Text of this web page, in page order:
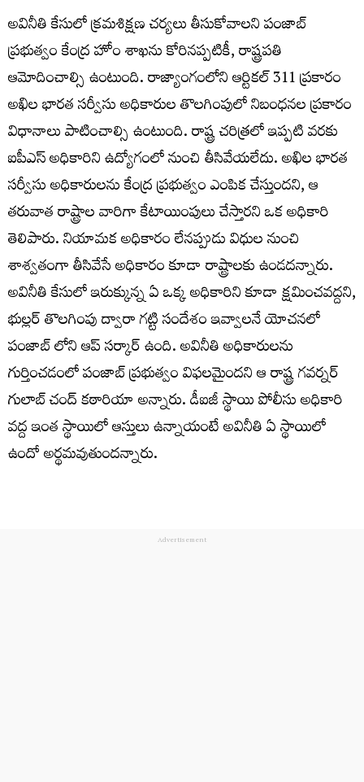
అవినీతి కేసులో క్రమశిక్షణ చర్యలు తీసుకోవాలని పంజాబ్
ప్రభుత్వం కేంద్ర హోం శాఖను కోరినప్పటికీ, రాష్ట్రపతి
ఆమోదించాల్సి ఉంటుంది. రాజ్యాంగంలోని ఆర్టికల్ 311 ప్రకారం
అఖిల భారత సర్వీసు అధికారుల తొలగింపులో నిబంధనల ప్రకారం
విధానాలు పాటించాల్సి ఉంటుంది. రాష్ట్ర చరిత్రలో ఇప్పటి వరకు
ఐపీఎస్ అధికారిని ఉద్యోగంలో నుంచి తీసివేయలేదు. అఖిల భారత
సర్వీసు అధికారులను కేంద్ర ప్రభుత్వం ఎంపిక చేస్తుందని, ఆ
తరువాత రాష్ట్రాల వారిగా కేటాయింపులు చేస్తారని ఒక అధికారి
తెలిపారు. నియామక అధికారం లేనప్పుడు విధుల నుంచి
శాశ్వతంగా తీసివేసే అధికారం కూడా రాష్ట్రాలకు ఉండదన్నారు.
అవినీతి కేసులో ఇరుక్కున్న ఏ ఒక్క అధికారిని కూడా క్షమించవద్దని,
భుల్లర్ తొలగింపు ద్వారా గట్టి సందేశం ఇవ్వాలనే యోచనలో
పంజాబ్ లోని ఆప్ సర్కార్ ఉంది. అవినీతి అధికారులను
గుర్తించడంలో పంజాబ్ ప్రభుత్వం విఫలమైందని ఆ రాష్ట్ర గవర్నర్
గులాబ్ చంద్ కఠారియా అన్నారు. డీఐజీ స్థాయి పోలీసు అధికారి
వద్ద ఇంత స్థాయిలో ఆస్తులు ఉన్నాయంటే అవినీతి ఏ స్థాయిలో
ఉందో అర్థమవుతుందన్నారు.